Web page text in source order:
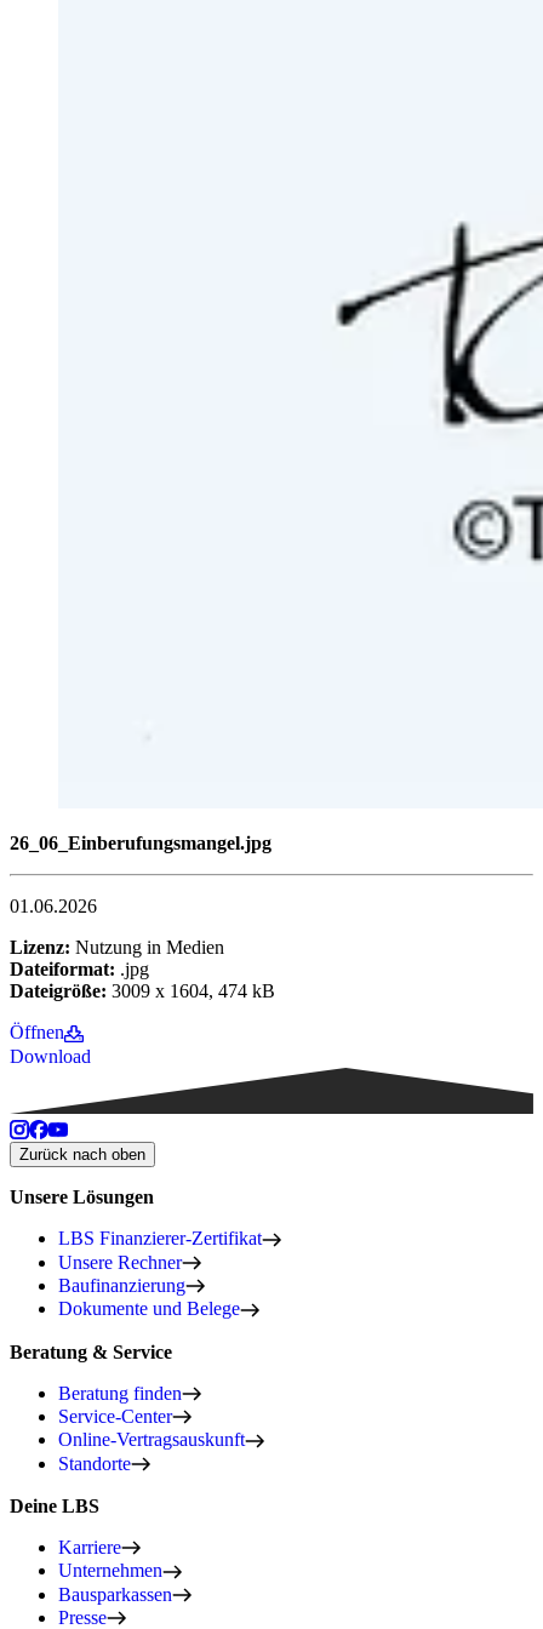
26_06_Einberufungsmangel.jpg
01.06.2026
Lizenz: Nutzung in Medien
Dateiformat: .jpg
Dateigröße: 3009 x 1604, 474 kB
Öffnen
Download
Zurück nach oben
Unsere Lösungen
LBS Finanzierer-Zertifikat
Unsere Rechner
Baufinanzierung
Dokumente und Belege
Beratung & Service
Beratung finden
Service-Center
Online-Vertragsauskunft
Standorte
Deine LBS
Karriere
Unternehmen
Bausparkassen
Presse